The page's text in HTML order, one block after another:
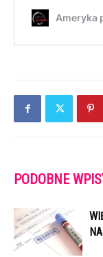
PODOBNE